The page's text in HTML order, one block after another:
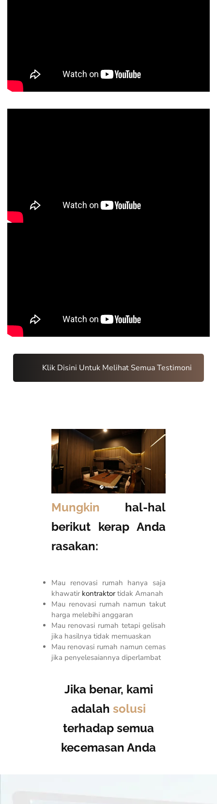
Klik Disini Untuk Melihat Semua Testimoni
Mungkin hal-hal
berikut kerap Anda
rasakan:
Mau renovasi rumah hanya saja
khawatir kontraktortidak Amanah
Mau renovasi rumah namun takut
harga melebihi anggaran
Mau renovasi rumah tetapi gelisah
jika hasilnya tidak memuaskan
Mau renovasi rumah namun cemas
jika penyelesaiannya diperlambat
Jika benar, kami
adalah solusi
terhadap semua
kecemasan Anda